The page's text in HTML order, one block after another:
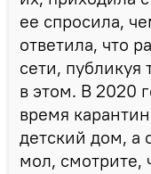
ее спросила,
ответила, что
сети,
в этом. В 2020
время
детский дом, а
мол, смотрите,